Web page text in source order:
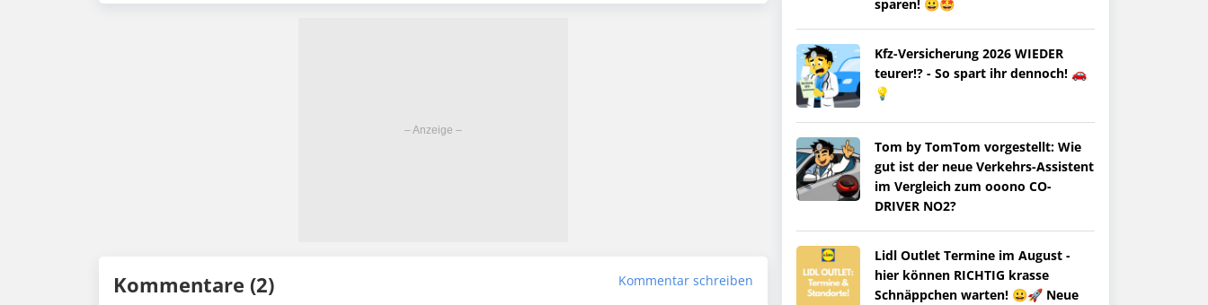
Kommentare (2) Kommentar schreiben
sparen! 😀🤩
Kfz-Versicherung 2026 WIEDER
teurer!? - So spart ihr dennoch! 🚗
💡
Tom by TomTom vorgestellt: Wie
gut ist der neue Verkehrs-Assistent
im Vergleich zum ooono CO-
DRIVER NO2?
Lidl Outlet Termine im August -
hier können RICHTIG krasse
Schnäppchen warten! 😀🚀 Neue